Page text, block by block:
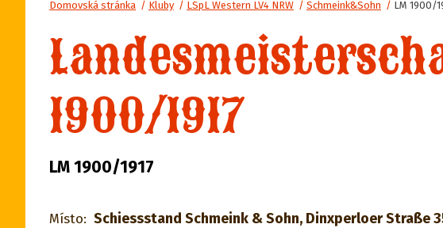
Domovská stránka / Kluby / LSpL Western LV4 NRW / Schmeink&Sohn / LM 1900/
1900/1917
LM 1900/1917
Místo: Schiessstand Schmeink & Sohn, Dinxperloer Straße